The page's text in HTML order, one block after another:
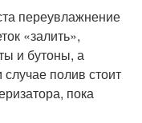
переувлажнение
«залить»,
и бутоны, а
полив стоит
пока